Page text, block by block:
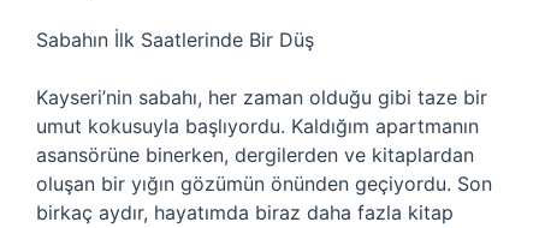
Sabahın İlk Saatlerinde Bir Düş
Kayseri’nin sabahı, her zaman olduğu gibi taze bir
umut kokusuyla başlıyordu. Kaldığım apartmanın
asansörüne binerken, dergilerden ve kitaplardan
oluşan bir yığın gözümün önünden geçiyordu. Son
birkaç aydır, hayatımda biraz daha fazla kitap